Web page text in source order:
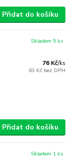
Přidat do košíku
76 Kč/ks
63 Kč bez DPH
Skladem 5 ks
Přidat do košíku
Skladem 1 ks